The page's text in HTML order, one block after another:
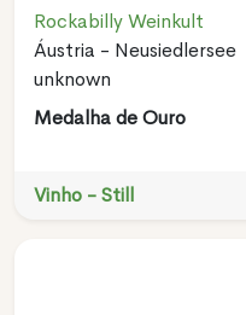
Rockabilly Weinkult
Áustria - Neusiedlersee
unknown
Medalha de Ouro
Vinho - Still